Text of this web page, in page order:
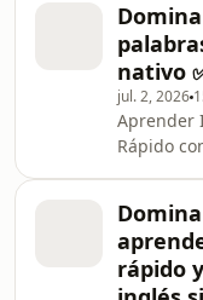
aprender
no es solo
inglés. Es
para
traductor
donde
nativo
jul. 2, 2026
Aprender
Rápido
aprender
no es solo
rápido